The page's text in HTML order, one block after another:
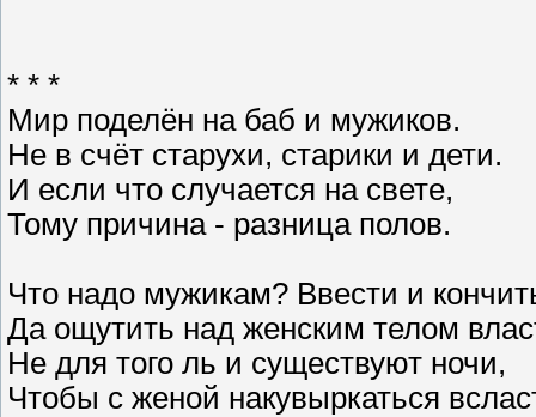
* * *
Мир поделён на баб и мужиков.
Не в счёт старухи, старики и дети.
И если что случается на свете,
Тому причина - разница полов.
Что надо мужикам? Ввести и
Да ощутить над женским телом
Не для того ль и существуют ночи,
Чтобы с женой накувыркаться